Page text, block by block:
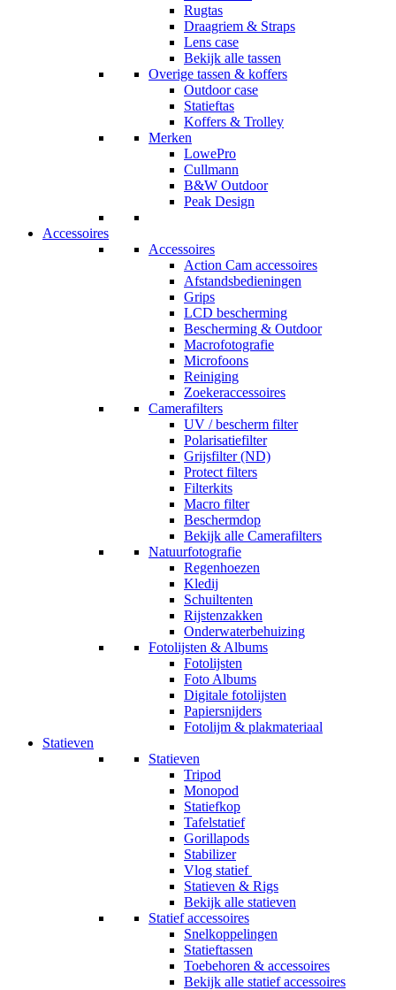
Rugtas
Draagriem & Straps
Lens case
Bekijk alle tassen
Overige tassen & koffers
Outdoor case
Statieftas
Koffers & Trolley
Merken
LowePro
Cullmann
B&W Outdoor
Peak Design
Accessoires
Accessoires
Action Cam accessoires
Afstandsbedieningen
Grips
LCD bescherming
Bescherming & Outdoor
Macrofotografie
Microfoons
Reiniging
Zoekeraccessoires
Camerafilters
UV / bescherm filter
Polarisatiefilter
Grijsfilter (ND)
Protect filters
Filterkits
Macro filter
Beschermdop
Bekijk alle Camerafilters
Natuurfotografie
Regenhoezen
Kledij
Schuiltenten
Rijstenzakken
Onderwaterbehuizing
Fotolijsten & Albums
Fotolijsten
Foto Albums
Digitale fotolijsten
Papiersnijders
Fotolijm & plakmateriaal
Statieven
Statieven
Tripod
Monopod
Statiefkop
Tafelstatief
Gorillapods
Stabilizer
Vlog statief
Statieven & Rigs
Bekijk alle statieven
Statief accessoires
Snelkoppelingen
Statieftassen
Toebehoren & accessoires
Bekijk alle statief accessoires